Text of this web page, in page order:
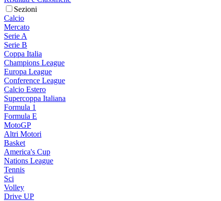
Sezioni
Calcio
Mercato
Serie A
Serie B
Coppa Italia
Champions League
Europa League
Conference League
Calcio Estero
Supercoppa Italiana
Formula 1
Formula E
MotoGP
Altri Motori
Basket
America's Cup
Nations League
Tennis
Sci
Volley
Drive UP